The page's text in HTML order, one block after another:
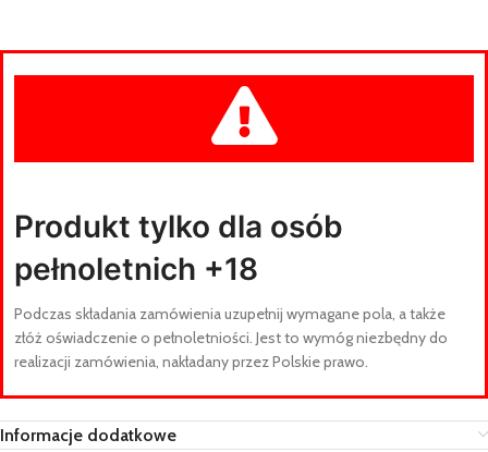
Produkt tylko dla osób
pełnoletnich +18
Podczas składania zamówienia uzupełnij wymagane pola, a także
złóż oświadczenie o pełnoletniości. Jest to wymóg niezbędny do
realizacji zamówienia, nakładany przez Polskie prawo.
Informacje dodatkowe